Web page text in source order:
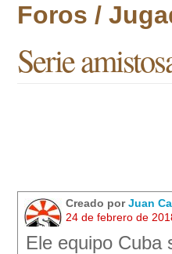
Foros /
Serie
Creado porJuan
24 de febrero de
Ele equipo Cuba